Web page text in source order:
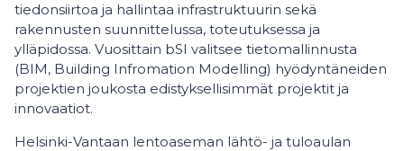
tiedonsiirtoa ja hallintaa infrastruktuurin sekä
rakennusten suunnittelussa, toteutuksessa ja
ylläpidossa. Vuosittain bSI valitsee tietomallinnusta
(BIM, Building Infromation Modelling) hyödyntäneiden
projektien joukosta edistyksellisimmät projektit ja
innovaatiot.
Helsinki-Vantaan lentoaseman lähtö- ja tuloaulan